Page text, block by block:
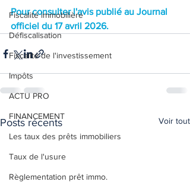
Fiscalité immobilière
Défiscalisation
Fiscalité de l'investissement
Impôts
ACTU PRO
FINANCEMENT
Les taux des prêts immobiliers
Taux de l'usure
Règlementation prêt immo.
Pour consulter l'avis publié au Journal
officiel du 17 avril 2026.
Posts récents Voir tout